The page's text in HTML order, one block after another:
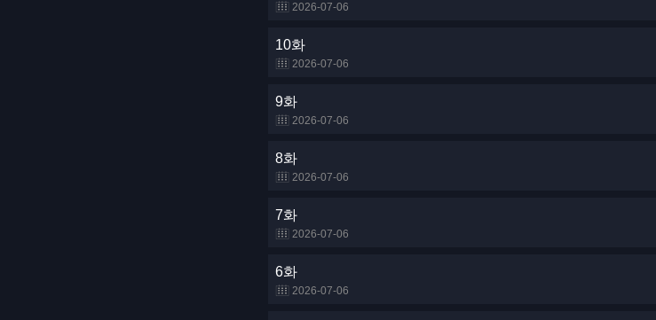
2026-07-06
10화
2026-07-06
9화
2026-07-06
8화
2026-07-06
7화
2026-07-06
6화
2026-07-06